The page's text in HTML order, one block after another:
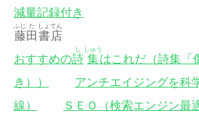
減量記録付き
藤
ふじ
田
た
書
しょ
店
てん
おすすめの詩
し
集
しゅう
はこれだ（詩集
き））
アンチエイジングを
線）
ＳＥＯ（検索エンジン最